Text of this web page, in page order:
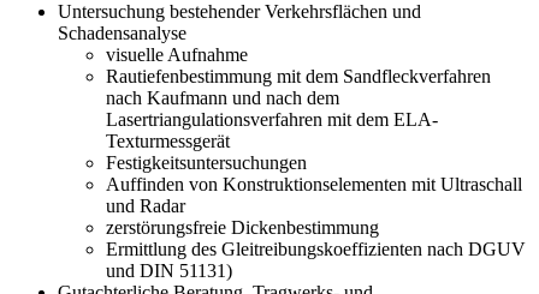
Untersuchung bestehender Verkehrsflächen und
Schadensanalyse
visuelle Aufnahme
Rautiefenbestimmung mit dem Sandfleckverfahren
nach Kaufmann und nach dem
Lasertriangulationsverfahren mit dem ELA-
Texturmessgerät
Festigkeitsuntersuchungen
Auffinden von Konstruktionselementen mit Ultraschall
und Radar
zerstörungsfreie Dickenbestimmung
Ermittlung des Gleitreibungskoeffizienten nach DGUV
und DIN 51131)